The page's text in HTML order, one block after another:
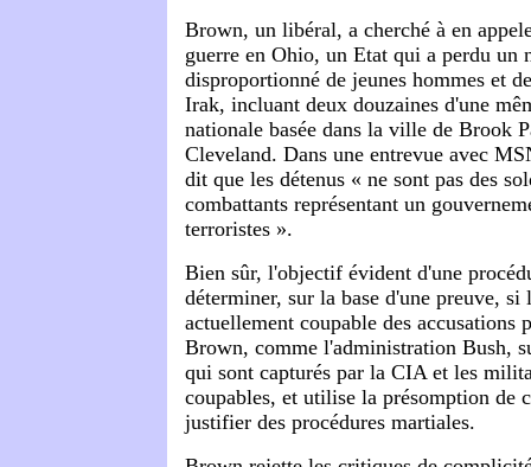
Brown, un libéral, a cherché à en
guerre en Ohio, un Etat qui a perdu un
disproportionné de jeunes hommes et
Irak, incluant deux douzaines d'une
nationale basée dans la ville de Brook
Cleveland. Dans une entrevue avec
dit que les détenus « ne sont pas des
combattants représentant un
terroristes ».
Bien sûr, l'objectif évident d'une
déterminer, sur la base d'une preuve, si
actuellement coupable des accusations
Brown, comme l'administration Bush,
qui sont capturés par la CIA et les
coupables, et utilise la présomption de
justifier des procédures martiales.